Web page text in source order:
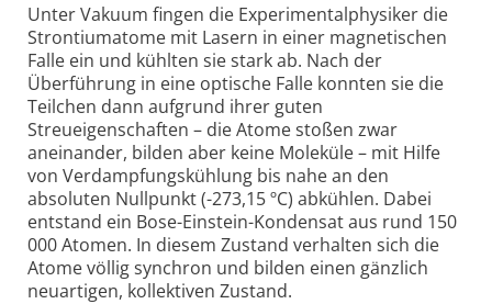
Unter Vakuum fingen die Experimentalphysiker die
Strontiumatome mit Lasern in einer magnetischen
Falle ein und kühlten sie stark ab. Nach der
Überführung in eine optische Falle konnten sie die
Teilchen dann aufgrund ihrer guten
Streueigenschaften – die Atome stoßen zwar
aneinander, bilden aber keine Moleküle – mit Hilfe
von Verdampfungskühlung bis nahe an den
absoluten Nullpunkt (-273,15 ºC) abkühlen. Dabei
entstand ein Bose-Einstein-Kondensat aus rund 150
000 Atomen. In diesem Zustand verhalten sich die
Atome völlig synchron und bilden einen gänzlich
neuartigen, kollektiven Zustand.